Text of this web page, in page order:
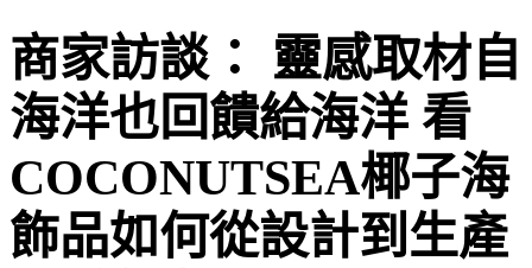
商家訪談： 靈感取材自
海洋也回饋給海洋 看
COCONUTSEA椰子海
飾品如何從設計到生產